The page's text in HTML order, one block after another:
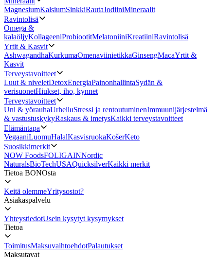
MagnesiumKalsiumSinkkiRautaJodiiniMineraalit
Ravintolisä
Omega &
kalaöljyKollageeniProbiootitMelatoniiniKreatiiniRavintolisä
Yrtit & Kasvit
AshwagandhaKurkumaOmenaviinietikkaGinsengMacaYrtit &
Kasvit
Terveystavoitteet
Luut & niveletDetoxEnergiaPainonhallintaSydän &
verisuonetHiukset, iho, kynnet
Terveystavoitteet
Uni & yörauhaUrheiluStressi ja rentoutuminenImmuunijärjestelmä
& vastustuskykyRaskaus & imetysKaikki terveystavoitteet
Elämäntapa
VegaaniLuomuHalalKasvisruokaKošerKeto
Suosikkimerkit
NOW FoodsFOLIGAINNordic
NaturalsBioTechUSAQuicksilverKaikki merkit
Tietoa BONOsta
Keitä olemmeYritysostot?
Asiakaspalvelu
YhteystiedotUsein kysytyt kysymykset
Tietoa
ToimitusMaksuvaihtoehdotPalautukset
Maksutavat